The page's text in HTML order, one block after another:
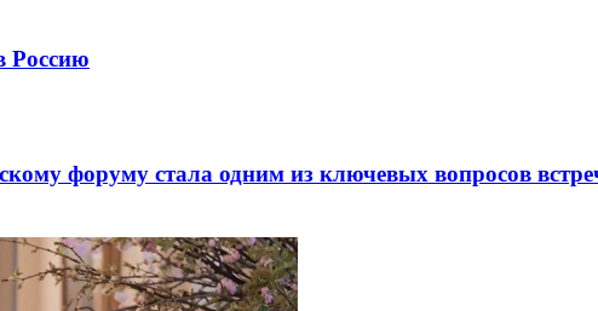
Россию
форуму стала одним из ключевых вопросов